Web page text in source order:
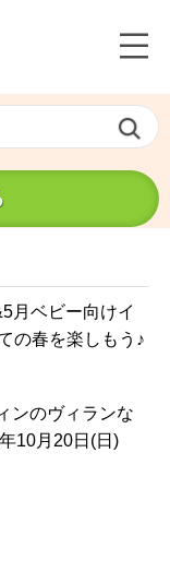
月ベビー向けイ
の春を楽しもう♪
ンのヴィランな
10月20日(日)